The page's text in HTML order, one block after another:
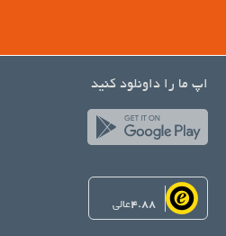
اپ ما را داونلود کنید
4.88عالی